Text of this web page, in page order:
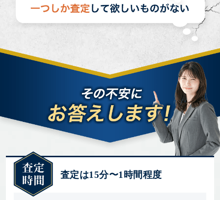
査定は15分〜1時間程度